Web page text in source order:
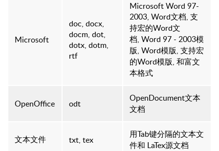
Microsoft
doc, docx,
docm, dot,
dotx, dotm,
rtf
Microsoft Word 97-
2003, Word文档, 支
持宏的Word文
档, Word 97 - 2003模
版, Word模版,支持宏
的Word模版, 和富文
本格式
OpenOffice odt
OpenDocument文本
文档
文本文件 txt, tex
用Tab键分隔的文本文
件和 LaTex源文档